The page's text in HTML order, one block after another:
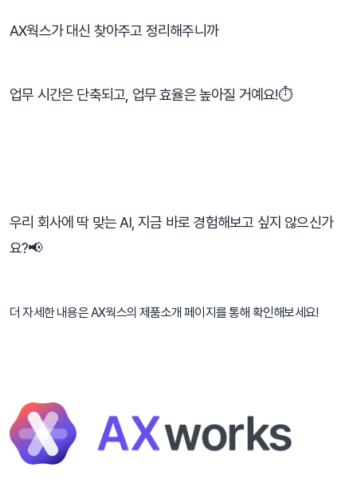
AX웍스가 대신 찾아주고 정리해주니까
업무 시간은 단축되고, 업무 효율은 높아질 거예요!⏱️
우리 회사에 딱 맞는 AI, 지금 바로 경험해보고 싶지 않으신가
요?📢
더 자세한 내용은 AX웍스의 제품소개 페이지를 통해 확인해보세요!